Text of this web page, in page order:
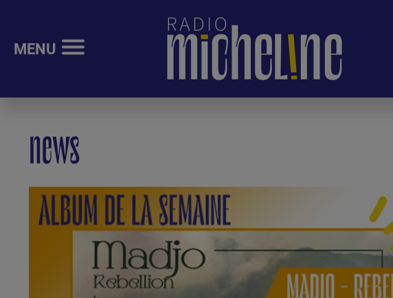
MENU
news